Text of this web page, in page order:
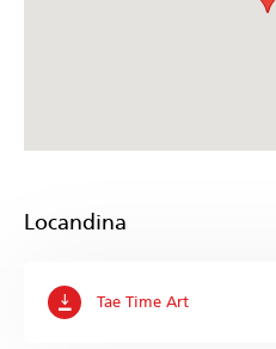
Locandina
Tae Time Art